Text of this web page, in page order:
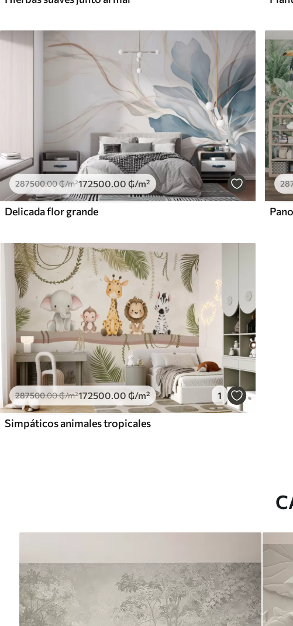
287500.00₲/m²172500 .00 ₲/m²
Delicada flor grande
287500.00₲/m²172500.00 ₲/m² 1
Simpáticos animales tropicales